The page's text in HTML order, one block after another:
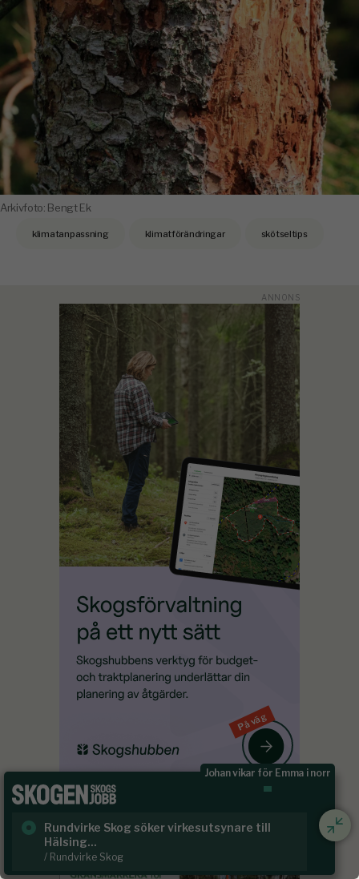
Arkivfoto: Bengt Ek
klimatanpassning klimatförändringar skötseltips
På väg
Johan vikar för Emma i norr
Rundvirke Skog söker virkesutsynare till
Hälsing...
/ Rundvirke Skog